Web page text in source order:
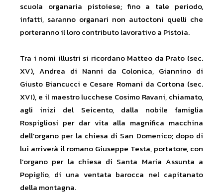
scuola organaria pistoiese; fino a tale periodo,
infatti, saranno organari non autoctoni quelli che
porteranno il loro contributo lavorativo a Pistoia.
Tra i nomi illustri si ricordano Matteo da Prato (sec.
XV), Andrea di Nanni da Colonica, Giannino di
Giusto Biancucci e Cesare Romani da Cortona (sec.
XVI), e il maestro lucchese Cosimo Ravani, chiamato,
agli inizi del Seicento, dalla nobile famiglia
Rospigliosi per dar vita alla magnifica macchina
dell’organo per la chiesa di San Domenico; dopo di
lui arriverà il romano Giuseppe Testa, portatore, con
l’organo per la chiesa di Santa Maria Assunta a
Popiglio, di una ventata barocca nel capitanato
della montagna.